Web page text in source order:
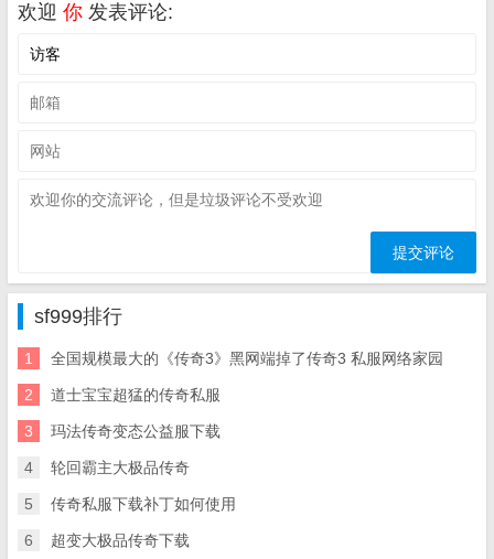
欢迎 你 发表评论:
sf999排行
1 全国规模最大的《传奇3》黑网端掉了传奇3 私服网络家园
2 道士宝宝超猛的传奇私服
3 玛法传奇变态公益服下载
4 轮回霸主大极品传奇
5 传奇私服下载补丁如何使用
6 超变大极品传奇下载